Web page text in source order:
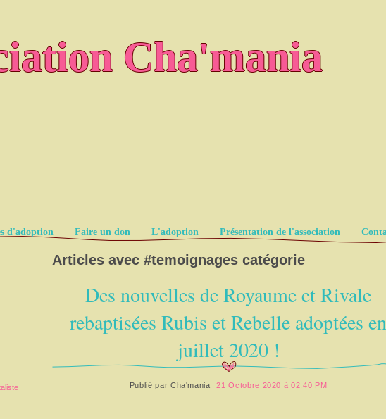
Cha'mania
d'adoption Faire un don L'adoption Présentation de l'association
Articles avec #temoignages catégorie
Des nouvelles de Royaume et Rivale
rebaptisées Rubis et Rebelle adoptées en
juillet 2020 !
Publié par Cha'mania 21 Octobre 2020 à 02:40 PM